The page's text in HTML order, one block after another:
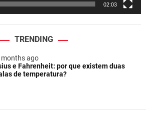
02:03
TRENDING
months ago
e Fahrenheit: por que existem duas
de temperatura?